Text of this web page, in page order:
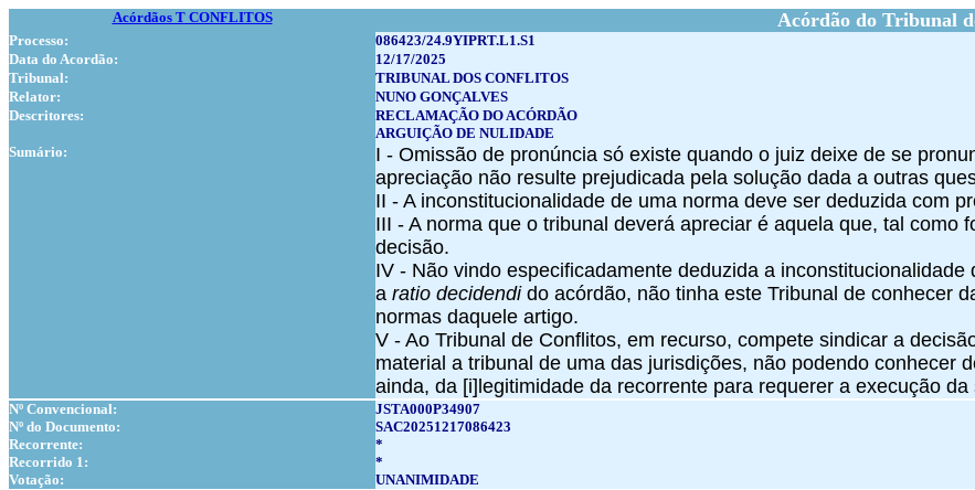
Acórdãos T CONFLITOS Acórdão do Tribunal
Processo:
086423/24.9YIPRT.L1.S1
Data do Acordão:
12/17/2025
Tribunal:
TRIBUNAL DOS CONFLITOS
Relator:
NUNO GONÇALVES
Descritores:
RECLAMAÇÃO DO ACÓRDÃO
ARGUIÇÃO DE NULIDADE
Sumário:
I - Omissão de pronúncia só existe quando o juiz deixe de se
apreciação não resulte prejudicada pela solução dada a outras
II - A inconstitucionalidade de uma norma deve ser deduzida com
III - A norma que o tribunal deverá apreciar é aquela que, tal
decisão.
IV - Não vindo especificadamente deduzida a
a ratio decidendido acórdão, não tinha este Tribunal de conhecer
normas daquele artigo.
V - Ao Tribunal de Conflitos, em recurso, compete sindicar a
material a tribunal de uma das jurisdições, não podendo conhecer
ainda, da [i]legitimidade da recorrente para requerer a execução
Nº Convencional:
JSTA000P34907
Nº do Documento:
SAC20251217086423
Recorrente:
*
Recorrido 1:
*
Votação:
UNANIMIDADE